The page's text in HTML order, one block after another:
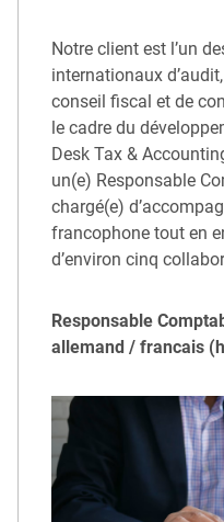
Notre client est l’un
internationaux
conseil fiscal et de
le cadre du
Desk Tax &
un(e) Responsable
chargé(e)
francophone tout en
d’environ cinq
Responsable
allemand / francais